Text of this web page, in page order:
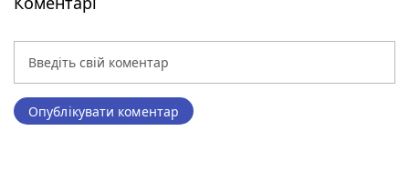
Опублікувати коментар